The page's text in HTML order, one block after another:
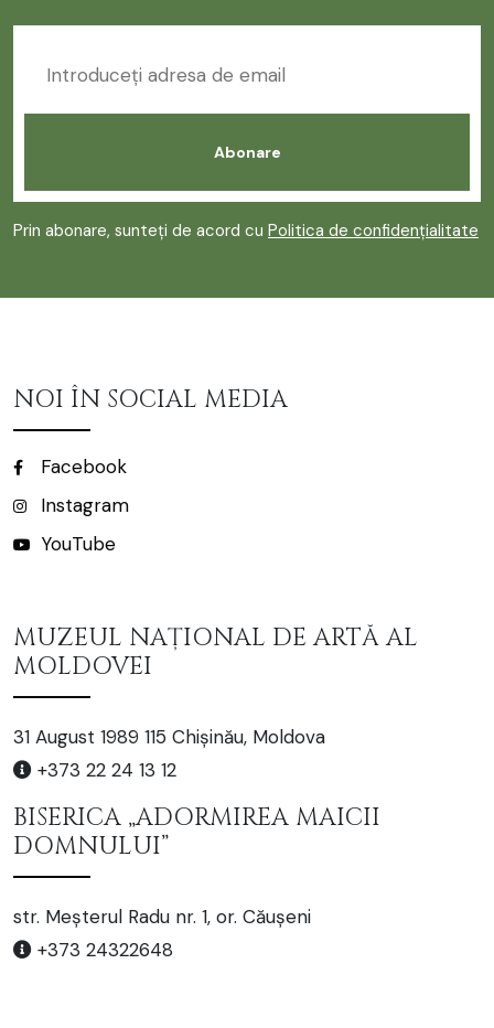
Prin abonare, sunteți de acord cu Politica de confidențialitate
NOI ÎN SOCIAL MEDIA
Facebook
Instagram
YouTube
MUZEUL NAȚIONAL DE ARTĂ AL
MOLDOVEI
31 August 1989 115 Chișinău, Moldova
+373 22 24 13 12
BISERICA „ADORMIREA MAICII
DOMNULUI”
str. Meșterul Radu nr. 1, or. Căușeni
+373 24322648